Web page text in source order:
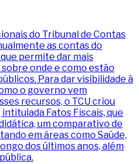
do Tribunal de Contas
as contas do
permite dar mais
onde e como estão
Para dar visibilidade à
o governo vem
recursos, o TCU criou
Fatos Fiscais, que
um comparativo de
em áreas como Saúde,
dos últimos anos, além